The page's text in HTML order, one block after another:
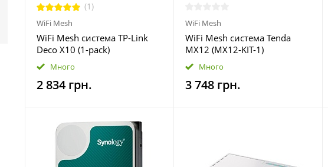
(1)
WiFi Mesh
WiFi Mesh система TP-Link
Deco X10 (1-pack)
Много
2 834 грн.
WiFi Mesh
WiFi Mesh система Tenda
MX12 (MX12-KIT-1)
Много
3 748 грн.